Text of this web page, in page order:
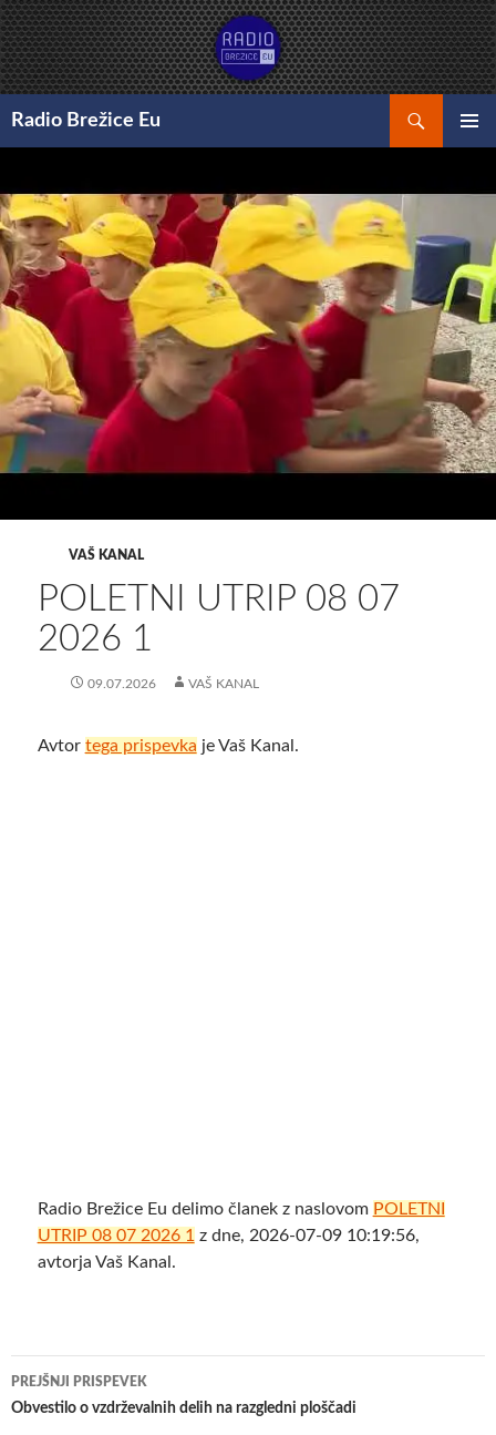
Preskoči
na
vsebino
Radio Brežice Eu
VAŠ KANAL
POLETNI UTRIP 08 07
2026 1
09.07.2026 VAŠ KANAL
Avtor tega prispevka je Vaš Kanal.
Radio Brežice Eu delimo članek z naslovom POLETNI
UTRIP 08 07 2026 1 z dne, 2026-07-09 10:19:56,
avtorja Vaš Kanal.
Krmarjenje
po
PREJŠNJI PRISPEVEK
Obvestilo o vzdrževalnih delih na razgledni ploščadi